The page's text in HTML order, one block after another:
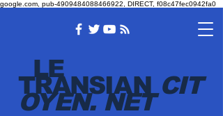
google.com, pub-4909484088466922, DIRECT, f08c47fec0942fa0
LE
TRANSIAN CIT
OYEN.NET